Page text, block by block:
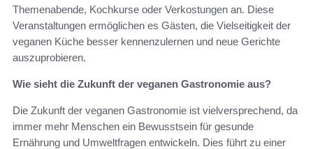
Themenabende, Kochkurse oder Verkostungen an. Diese
Veranstaltungen ermöglichen es Gästen, die Vielseitigkeit der
veganen Küche besser kennenzulernen und neue Gerichte
auszuprobieren.
Wie sieht die Zukunft der veganen Gastronomie aus?
Die Zukunft der veganen Gastronomie ist vielversprechend, da
immer mehr Menschen ein Bewusstsein für gesunde
Ernährung und Umweltfragen entwickeln. Dies führt zu einer